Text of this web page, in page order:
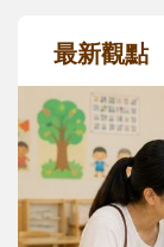
最新觀點